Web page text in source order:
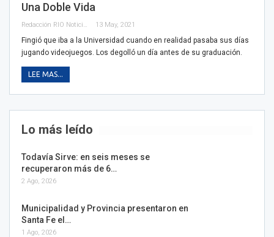
Una Doble Vida
Redacción RIO Noticias 13 May, 2021
Fingió que iba a la Universidad cuando en realidad pasaba sus días
jugando videojuegos. Los degolló un día antes de su graduación.
LEE MAS...
Lo más leído
Todavía Sirve: en seis meses se
recuperaron más de 6…
2 Ago, 2026
Municipalidad y Provincia presentaron en
Santa Fe el…
1 Ago, 2026